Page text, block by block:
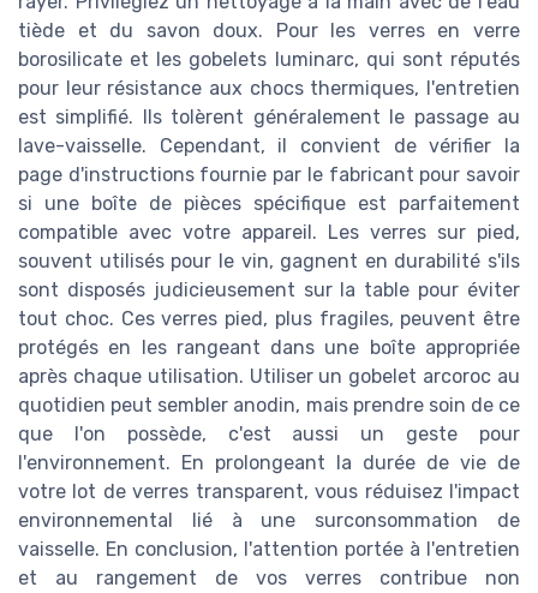
tiède et du savon doux. Pour les verres en verre
borosilicate et les gobelets luminarc, qui sont réputés
pour leur résistance aux chocs thermiques, l'entretien
est simplifié. Ils tolèrent généralement le passage au
lave-vaisselle. Cependant, il convient de vérifier la
page d'instructions fournie par le fabricant pour savoir
si une boîte de pièces spécifique est parfaitement
compatible avec votre appareil. Les verres sur pied,
souvent utilisés pour le vin, gagnent en durabilité s'ils
sont disposés judicieusement sur la table pour éviter
tout choc. Ces verres pied, plus fragiles, peuvent être
protégés en les rangeant dans une boîte appropriée
après chaque utilisation. Utiliser un gobelet arcoroc au
quotidien peut sembler anodin, mais prendre soin de ce
que l'on possède, c'est aussi un geste pour
l'environnement. En prolongeant la durée de vie de
votre lot de verres transparent, vous réduisez l'impact
environnemental lié à une surconsommation de
vaisselle. En conclusion, l'attention portée à l'entretien
et au rangement de vos verres contribue non